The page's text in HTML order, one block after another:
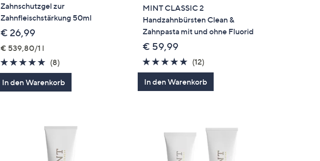
Zahnschutzgel zur
Zahnfleischstärkung 50ml
€ 26,99
€ 539,80/1 l
4.9
von
5
(8)
Bewertungen
In den Warenkorb
MINT CLASSIC 2
Handzahnbürsten Clean &
Zahnpasta mit und ohne Fluorid
€ 59,99
4.8
von
5
(12)
Bewertungen
In den Warenkorb